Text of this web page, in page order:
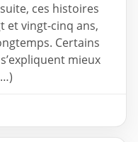
ces histoires
et vingt-cinq ans,
Certains
mieux